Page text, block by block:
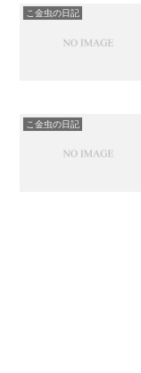
こ金虫の日記
こ金虫の日記